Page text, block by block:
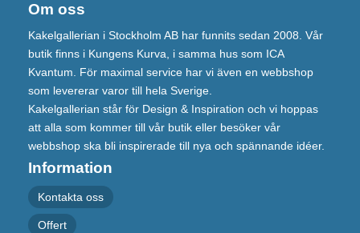
Om oss
Kakelgallerian i Stockholm AB har funnits sedan 2008. Vår
butik finns i Kungens Kurva, i samma hus som ICA
Kvantum. För maximal service har vi även en webbshop
som levererar varor till hela Sverige.
Kakelgallerian står för Design & Inspiration och vi hoppas
att alla som kommer till vår butik eller besöker vår
webbshop ska bli inspirerade till nya och spännande idéer.
Information
Kontakta oss
Offert